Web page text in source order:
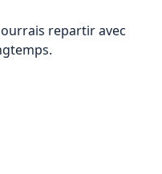
repartir avec